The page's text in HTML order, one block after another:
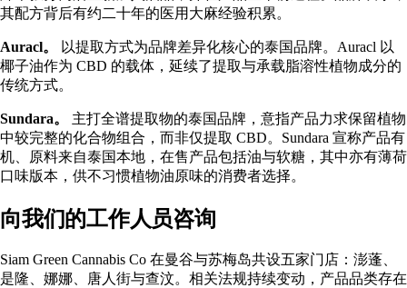
其配方背后有约二十年的医用大麻经验积累。
Auracl。
以提取方式为品牌差异化核心的泰国品牌。Auracl 以
椰子油作为 CBD 的载体，延续了提取与承载脂溶性植物成分的
传统方式。
Sundara。
主打全谱提取物的泰国品牌，意指产品力求保留植物
中较完整的化合物组合，而非仅提取 CBD。Sundara 宣称产品有
机、原料来自泰国本地，在售产品包括油与软糖，其中亦有薄荷
口味版本，供不习惯植物油原味的消费者选择。
向我们的工作人员咨询
Siam Green Cannabis Co 在曼谷与苏梅岛共设五家门店：澎蓬、
是隆、娜娜、唐人街与查汶。相关法规持续变动，产品品类存在